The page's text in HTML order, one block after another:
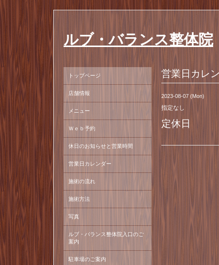
ルブ・バランス整体院
営業日カレ
2023-08-07 (Mon)
指定なし
定休日
トップページ
店舗情報
メニュー
Ｗｅｂ予約
休日のお知らせと営業時間
営業日カレンダー
施術の流れ
施術方法
写真
ルブ・バランス整体院入口のご
案内
駐車場のご案内